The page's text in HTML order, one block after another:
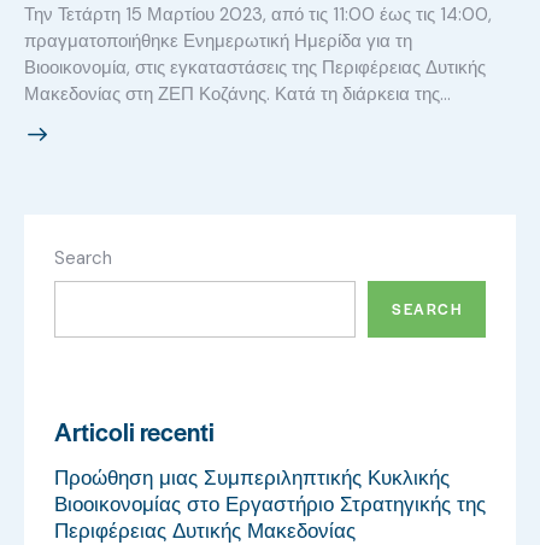
Την Τετάρτη 15 Μαρτίου 2023, από τις 11:00 έως τις 14:00,
πραγματοποιήθηκε Ενημερωτική Ημερίδα για τη
Βιοοικονομία, στις εγκαταστάσεις της Περιφέρειας Δυτικής
Μακεδονίας στη ΖΕΠ Κοζάνης. Κατά τη διάρκεια της…
Search
SEARCH
Articoli recenti
Προώθηση μιας Συμπεριληπτικής Κυκλικής
Βιοοικονομίας στο Εργαστήριο Στρατηγικής της
Περιφέρειας Δυτικής Μακεδονίας